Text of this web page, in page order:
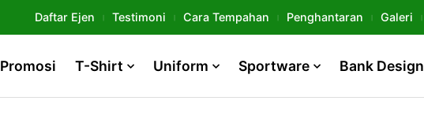
Daftar Ejen Testimoni Cara Tempahan Penghantaran Galeri
Promosi T-Shirt Uniform Sportware Bank Design